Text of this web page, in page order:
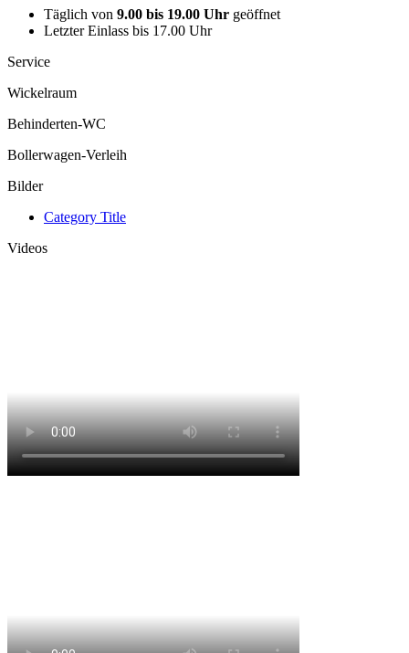
Täglich von 9.00 bis 19.00 Uhr geöffnet
Letzter Einlass bis 17.00 Uhr
Service
Wickelraum
Behinderten-WC
Bollerwagen-Verleih
Bilder
Category Title
Videos